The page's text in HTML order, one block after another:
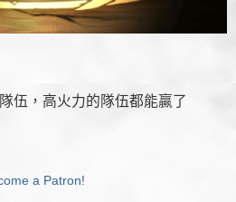
伍，高火力的隊伍都能贏了
a Patron!